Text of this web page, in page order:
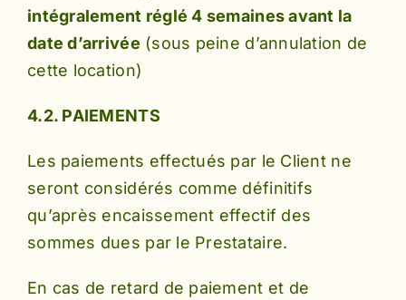
intégralement réglé 4 semaines avant la
date d’arrivée (sous peine d’annulation de
cette location)
4.2. PAIEMENTS
Les paiements effectués par le Client ne
seront considérés comme définitifs
qu’après encaissement effectif des
sommes dues par le Prestataire.
En cas de retard de paiement et de